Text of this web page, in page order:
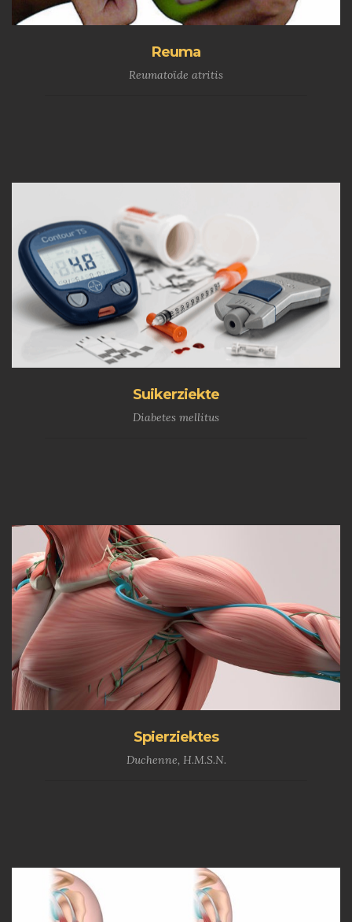
Reuma
Reumatoïde atritis
Suikerziekte
Diabetes mellitus
Spierziektes
Duchenne, H.M.S.N.